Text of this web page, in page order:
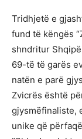
Tridhjetë e
fund të këngës
shndritur
69-të të garës
natën e parë
Zvicrës është
gjysmëfinaliste,
unike që